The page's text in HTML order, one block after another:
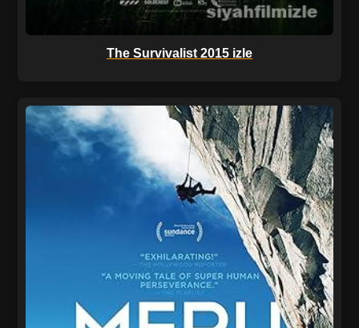
The Survivalist 2015 izle